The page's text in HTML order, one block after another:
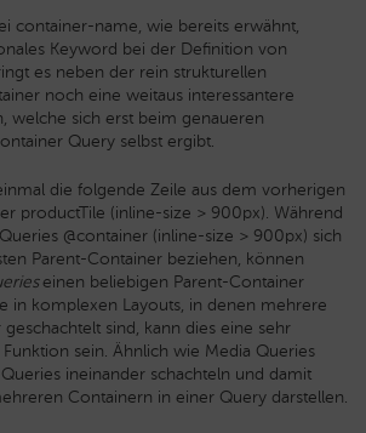
container-name, wie bereits erwähnt,
Keyword bei der Definition von
es neben der rein strukturellen
noch eine weitaus interessantere
welche sich erst beim genaueren
Query selbst ergibt.
die folgende Zeile aus dem vorherigen
productTile (inline-size > 900px). Während
@container (inline-size > 900px) sich
Parent-Container beziehen, können
einen beliebigen Parent-Container
in komplexen Layouts, in denen mehrere
sind, kann dies eine sehr
sein. Ähnlich wie Media Queries
ineinander schachteln und damit
Containern in einer Query darstellen.